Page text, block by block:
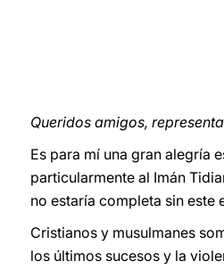
Queridos amigos,
Es para mí una gran alegría
particularmente al Imán
no estaría completa sin este
Cristianos y musulmanes
los últimos sucesos y la